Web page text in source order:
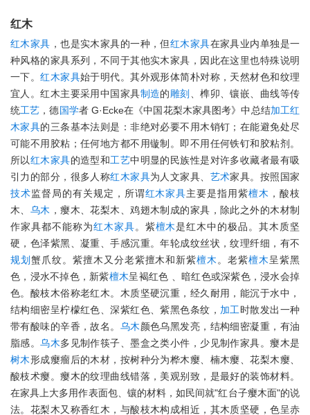
红木
红木家具 ，也是实木家具的一种，但红木家具在家具业内单独是一
种风格的家具系列，不同于其他实木家具，因此在这里也特殊说明
一下。红木家具始于明代。其外观形体简朴对称，天然材色和纹理
宜人。红木主要采用中国家具制造的雕刻 、榫卯、镶嵌、曲线等传
统工艺 ，德国学者 G·Ecke在《中国花梨木家具图考》中总结加工红
木家具的三条基本法则是：非绝对必要不用木销钉；在能避免处尽
可能不用胶粘；任何地方都不用镟制。即不用任何铁钉和胶粘剂。
所以红木家具的造型和工艺中明显的民族性是对许多收藏者最有吸
引力的部分，很多人称红木家具为人文家具、 艺术家具。按照国家
技术监督局的有关规定，所谓红木家具主要是指用紫檀木 ，酸枝
木、 乌木 ，瘿木、花梨木、鸡翅木制成的家具，除此之外的木材制
作家具都不能称为红木家具。紫檀木是红木中的极品。其木质坚
硬，色泽紫黑、凝重、手感沉重。年轮成纹丝状，纹理纤细，有不
规划 蟹爪纹。紫擅木又分老紫擅木和新紫檀木。老紫檀木呈紫黑
色，浸水不掉色，新紫檀木呈褐红色 、暗红色或深紫色，浸水会掉
色。酸枝木俗称老红木。木质坚硬沉重，经久耐用，能沉于水中，
结构细密呈柠檬红色、深紫红色、紫黑色条纹， 加工时散发出一种
带有酸味的辛香，故名。 乌木颜色乌黑发亮，结构细密凝重，有油
脂感。乌木多见制作筷子、墨盒之类小件，少见制作家具。瘿木是
树木形成瘿瘤后的木材，按树种分为桦木瘿、楠木瘿、花梨木瘿、
酸枝术瘿。瘿木的纹理曲线错落，美观别致，是最好的装饰材料。
在家具上大多用作表面包、镶的材料，如民间就"红台子瘿木面"的说
法。花梨木又称香红木，与酸枝木构成相近，其木质坚硬，色呈赤